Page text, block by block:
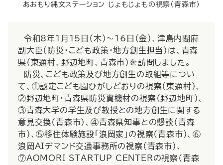
あおもり縄文ステーション じょもじょもの視察（青森市）
令和8年1月15日（木）～16日（金）、津島内閣府
副大臣（防災・こども政策・地方創生担当）は、青森
県（東通村、野辺地町、青森市）を訪問しました。
防災、こども政策及び地方創生の取組等につい
て、①認定こども園ひがしどおりの視察（東通村）、
②野辺地町・青森県防災資機材の視察（野辺地町）、
③青森大学の学生及び教授との地方創生に関する
意見交換（青森市）、④青森県知事との懇談（青森
市）、⑤移住体験施設「浪岡家」の視察（青森市）、⑥
浪岡AIデマンド交通事務所の視察（青森市）、
⑦AOMORI STARTUP CENTERの視察（青森